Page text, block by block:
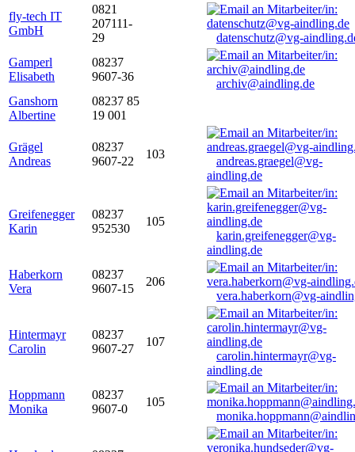
fly-tech IT
GmbH
0821
207111-
29
datenschutz@vg-
Gamperl
Elisabeth
08237
9607-36
archiv@aindling.de
Ganshorn
Albertine
08237 85
19 001
Grägel
Andreas
08237
9607-22
103
andreas.graegel@vg-
aindling.de
Greifenegger
Karin
08237
952530
105
karin.greifenegger@vg-
aindling.de
Haberkorn
Vera
08237
9607-15
206
vera.haberkorn@vg-
Hintermayr
Carolin
08237
9607-27
107
carolin.hintermayr@vg-
aindling.de
Hoppmann
Monika
08237
9607-0
105